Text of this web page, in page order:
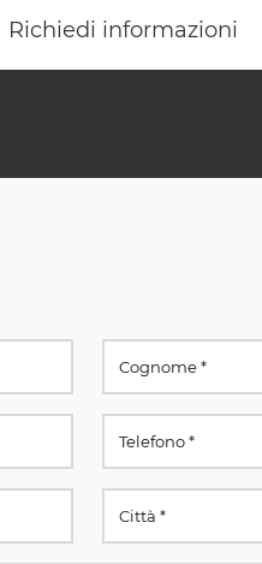
Richiedi informazioni